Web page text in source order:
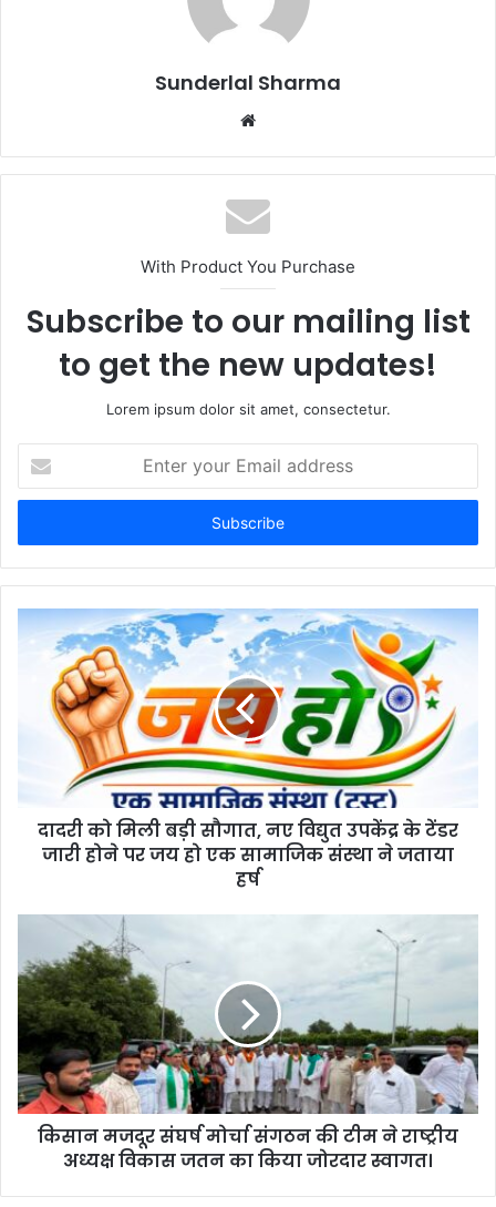
Sunderlal Sharma
Website
With Product You Purchase
Subscribe to our mailing list
to get the new updates!
Lorem ipsum dolor sit amet, consectetur.
your
Email
दादरी को मिली बड़ी सौगात, नए विद्युत उपकेंद्र के टेंडर
जारी होने पर जय हो एक सामाजिक संस्था ने जताया
हर्ष
किसान मजदूर संघर्ष मोर्चा संगठन की टीम ने राष्ट्रीय
अध्यक्ष विकास जतन का किया जोरदार स्वागत।